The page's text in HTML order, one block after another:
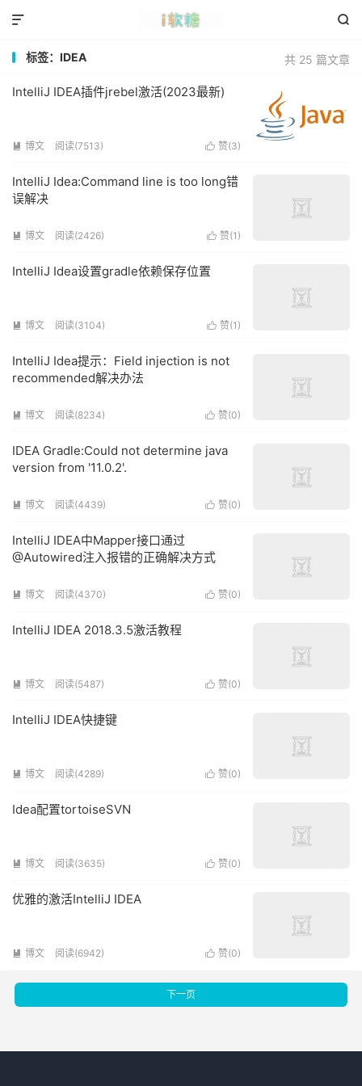


共 25 篇文章
标签：IDEA
IntelliJ IDEA插件jrebel激活(2023最新)
 赞(3)
 博文 阅读(7513)
IntelliJ Idea:Command line is too long错
误解决
 赞(1 )
 博文 阅读(2426)
IntelliJ Idea设置gradle依赖保存位置
 赞(1 )
 博文 阅读(3104)
IntelliJ Idea提示：Field injection is not
recommended解决办法
 赞(0)
 博文 阅读(8234)
IDEA Gradle:Could not determine java
version from '11.0.2'.
 赞(0)
 博文 阅读(4439)
IntelliJ IDEA中Mapper接口通过
@Autowired注入报错的正确解决方式
 赞(0)
 博文 阅读(4370)
IntelliJ IDEA 2018.3.5激活教程
 赞(0)
 博文 阅读(5487)
IntelliJ IDEA快捷键
 赞(0)
 博文 阅读(4289)
Idea配置tortoiseSVN
 赞(0)
 博文 阅读(3635)
优雅的激活IntelliJ IDEA
 赞(0)
 博文 阅读(6942)
下一页